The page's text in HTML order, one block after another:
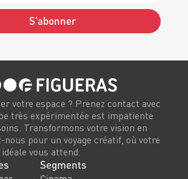
S'abonner
votre espace ? Prenez contact avec
très expérimentée est impatiente
Transformons votre vision en
nous pour un voyage créatif, où votre
vous attend.
Segments